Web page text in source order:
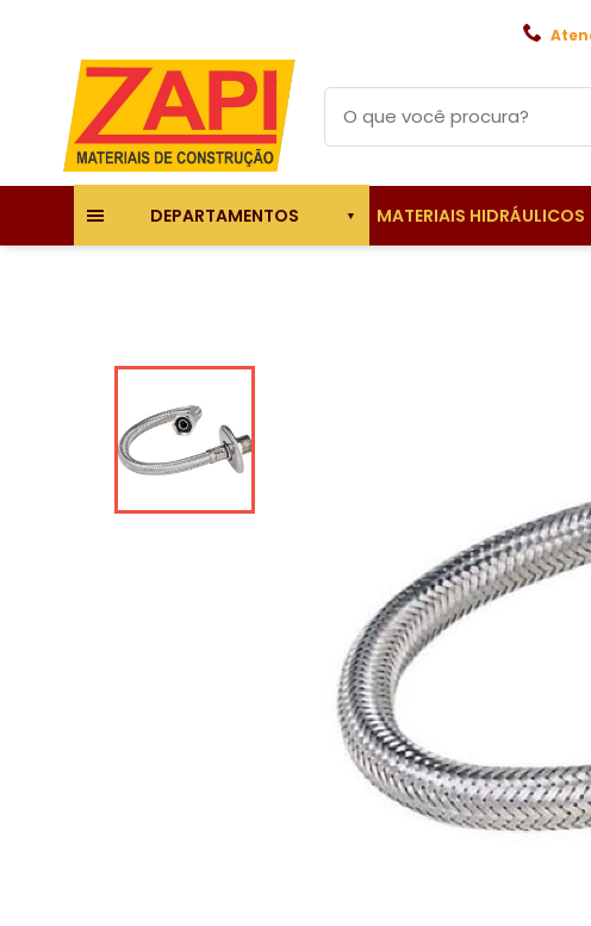
DEPARTAMENTOS MATERIAIS HIDRÁULICOS